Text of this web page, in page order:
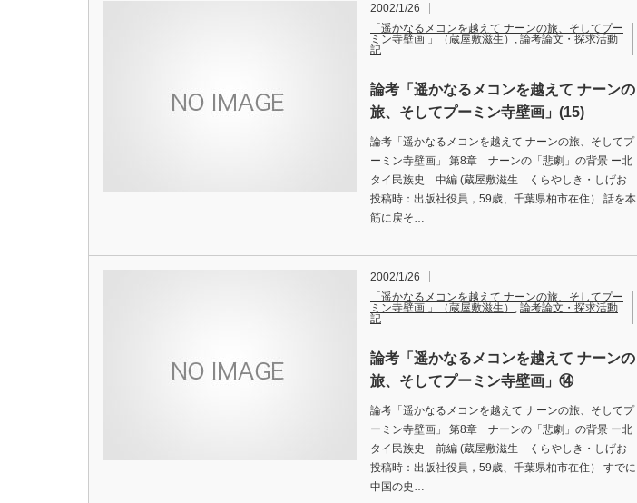
2002/1/26
「遥かなるメコンを越えて ナーンの旅、そしてプー
ミン寺壁画 」（蔵屋敷滋生） , 論考論文・探求活動
記
論考「遥かなるメコンを越えて ナーンの
旅、そしてプーミン寺壁画」(15)
論考「遥かなるメコンを越えて ナーンの旅、そしてプ
ーミン寺壁画」 第8章 ナーンの「悲劇」の背景 ー北
タイ民族史 中編 (蔵屋敷滋生 くらやしき・しげお
投稿時：出版社役員，59歳、千葉県柏市在住） 話を本
筋に戻そ…
2002/1/26
「遥かなるメコンを越えて ナーンの旅、そしてプー
ミン寺壁画 」（蔵屋敷滋生） , 論考論文・探求活動
記
論考「遥かなるメコンを越えて ナーンの
旅、そしてプーミン寺壁画」⑭
論考「遥かなるメコンを越えて ナーンの旅、そしてプ
ーミン寺壁画」 第8章 ナーンの「悲劇」の背景 ー北
タイ民族史 前編 (蔵屋敷滋生 くらやしき・しげお
投稿時：出版社役員，59歳、千葉県柏市在住） すでに
中国の史…